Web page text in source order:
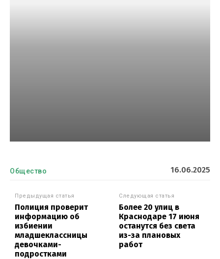
Общество 16.06.2025
Предыдущая статья
Полиция проверит
информацию об
избиении
младшеклассницы
девочками-
подростками
Следующая статья
Более 20 улиц в
Краснодаре 17 июня
останутся без света
из-за плановых
работ